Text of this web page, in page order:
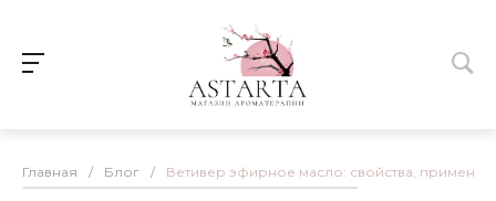
Главная / Блог / Ветивер эфирное масло: свойства,